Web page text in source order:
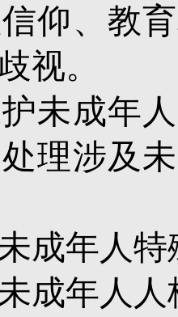
仰、教
视。
未成年
理涉及
成年人
成年人